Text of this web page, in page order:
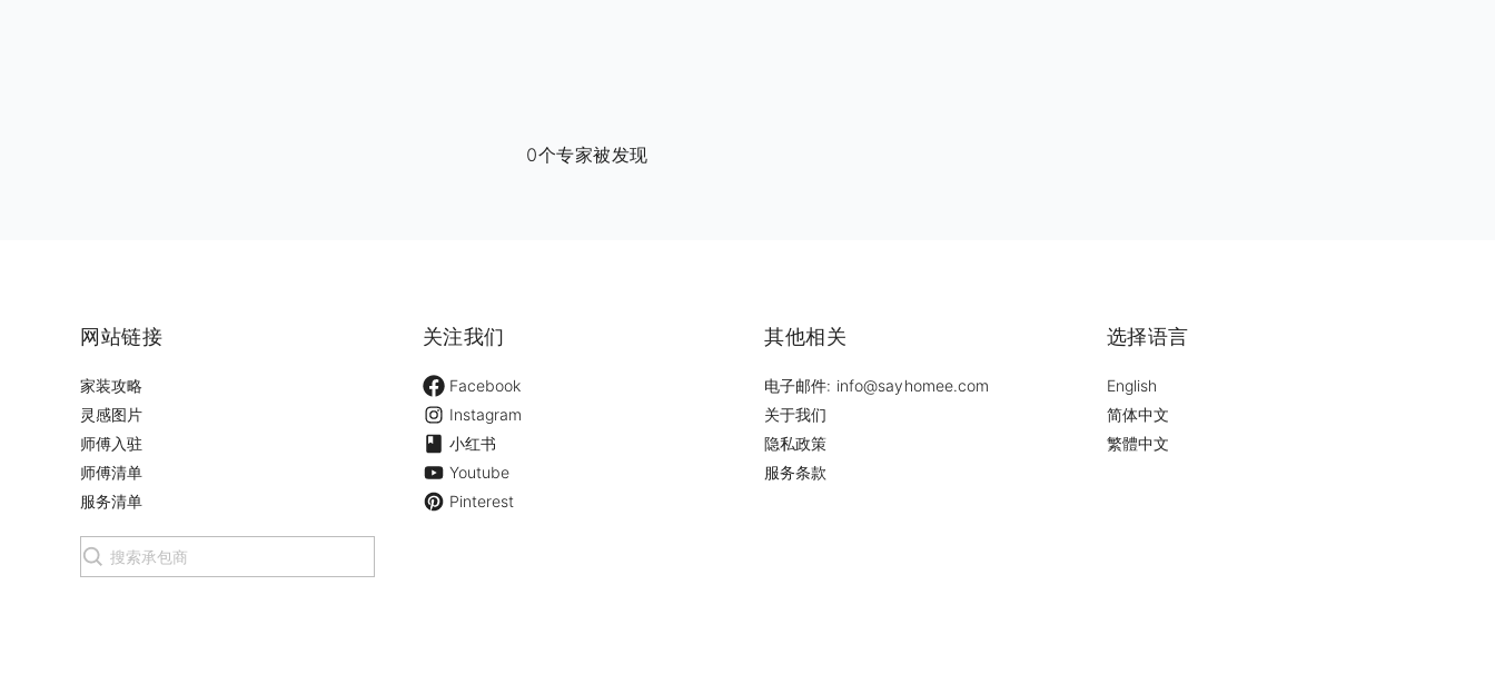
0个专家被发现
网站链接
家装攻略
灵感图片
师傅入驻
师傅清单
服务清单
关注我们
Facebook
Instagram
小红书
Youtube
Pinterest
其他相关
电子邮件: info@sayhomee.com
关于我们
隐私政策
服务条款
选择语言
English
简体中文
繁體中文